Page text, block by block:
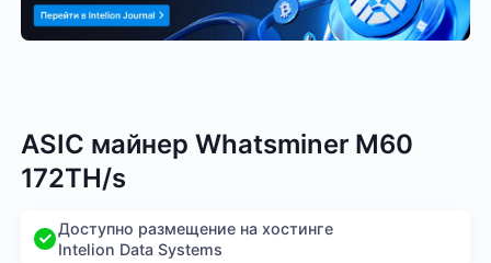
ASIC майнер Whatsminer M60
172TH/s
Доступно размещение на хостинге
Intelion Data Systems